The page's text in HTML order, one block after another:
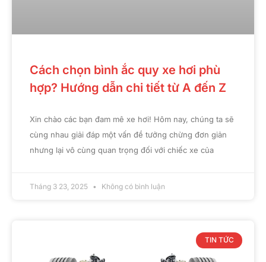
Cách chọn bình ắc quy xe hơi phù
hợp? Hướng dẫn chi tiết từ A đến Z
Xin chào các bạn đam mê xe hơi! Hôm nay, chúng ta sẽ
cùng nhau giải đáp một vấn đề tưởng chừng đơn giản
nhưng lại vô cùng quan trọng đối với chiếc xe của
Tháng 3 23, 2025 Không có bình luận
TIN TỨC